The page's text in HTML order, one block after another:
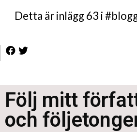
Detta är inlägg 63 i
Följ mitt
och